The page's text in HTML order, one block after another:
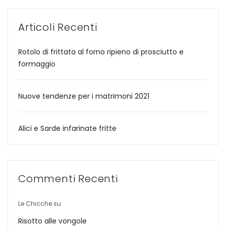
Articoli Recenti
Rotolo di frittata al forno ripieno di prosciutto e
formaggio
Nuove tendenze per i matrimoni 2021
Alici e Sarde infarinate fritte
Commenti Recenti
Le Chicche su
Risotto alle vongole